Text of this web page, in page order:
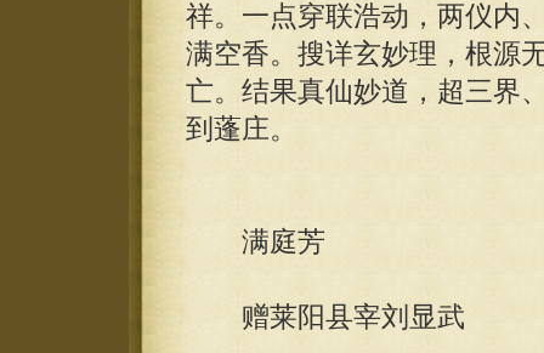
祥。一点穿联浩动，两仪内
满空香。搜详玄妙理，根源
亡。结果真仙妙道，超三界
到蓬庄。
满庭芳
赠莱阳县宰刘显武